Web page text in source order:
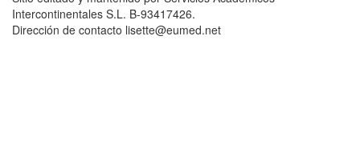
Intercontinentales S.L. B-93417426.
Dirección de contacto lisette@eumed.net